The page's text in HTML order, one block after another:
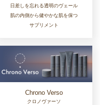
日差しを忘れる透明のヴェール
肌の内側から健やかな肌を保つ
サプリメント
Chrono Verso
クロノヴァーソ